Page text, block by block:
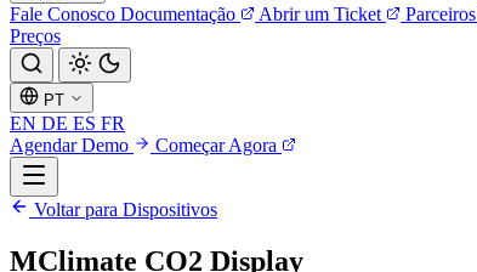
Fale Conosco Documentação Abrir um Ticket Parceiros
Preços
PT
EN DE ES FR
Agendar Demo
Começar Agora
Voltar para Dispositivos
MClimate CO2 Display